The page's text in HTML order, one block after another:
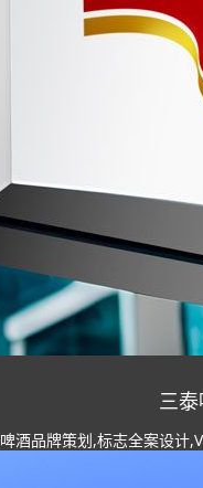
三
啤酒品牌策划,标志全案设计